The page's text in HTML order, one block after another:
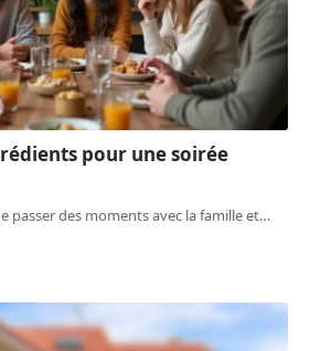
pour une soirée
passer des moments avec la famille et…